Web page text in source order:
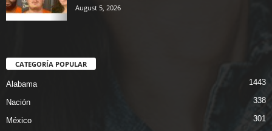
August 5, 2026
CATEGORÍA POPULAR
Alabama 1443
Nación 338
México 301